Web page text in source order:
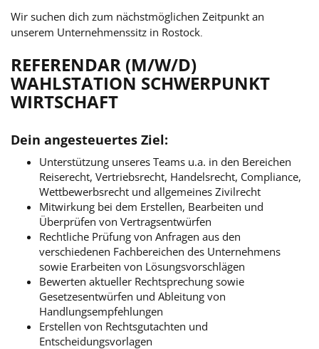
Wir suchen dich zum nächstmöglichen Zeitpunkt an
unserem Unternehmenssitz in Rostock
REFERENDAR (M/W/D)
WAHLSTATION SCHWERPUNKT
WIRTSCHAFT
Dein angesteuertes Ziel:
Unterstützung unseres Teams u.a. in den Bereichen
Reiserecht, Vertriebsrecht, Handelsrecht, Compliance,
Wettbewerbsrecht und allgemeines Zivilrecht
Mitwirkung bei dem Erstellen, Bearbeiten und
Überprüfen von Vertragsentwürfen
Rechtliche Prüfung von Anfragen aus den
verschiedenen Fachbereichen des Unternehmens
sowie Erarbeiten von Lösungsvorschlägen
Bewerten aktueller Rechtsprechung sowie
Gesetzesentwürfen und Ableitung von
Handlungsempfehlungen
Erstellen von Rechtsgutachten und
Entscheidungsvorlagen